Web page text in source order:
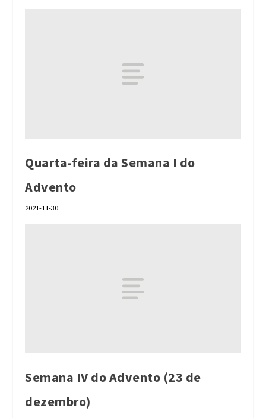
Quarta-feira da Semana I do
Advento
2021-11-30
Semana IV do Advento (23 de
dezembro)